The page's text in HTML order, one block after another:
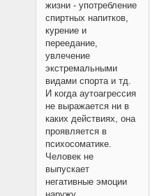
жизни - употребление
спиртных напитков,
курение и
переедание,
увлечение
экстремальными
видами спорта и тд.
И когда аутоагрессия
не выражается ни в
каких действиях, она
проявляется в
психосоматике.
Человек не
выпускает
негативные эмоции